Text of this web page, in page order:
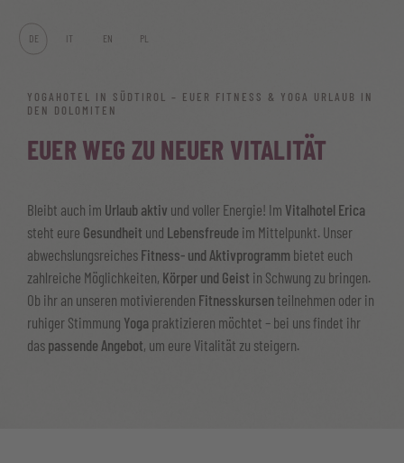
DE IT EN PL
YOGAHOTEL IN SÜDTIROL – EUER FITNESS & YOGA URLAUB IN
DEN DOLOMITEN
EUER WEG ZU NEUER VITALITÄT
Bleibt auch im Urlaub aktiv und voller Energie! Im Vitalhotel Erica
steht eure Gesundheit und Lebensfreude im Mittelpunkt. Unser
abwechslungsreiches Fitness- und Aktivprogramm bietet euch
zahlreiche Möglichkeiten, Körper und Geist in Schwung zu bringen.
Ob ihr an unseren motivierenden Fitnesskursenteilnehmen oder in
ruhiger Stimmung Yoga praktizieren möchtet – bei uns findet ihr
das passende Angebot, um eure Vitalität zu steigern.